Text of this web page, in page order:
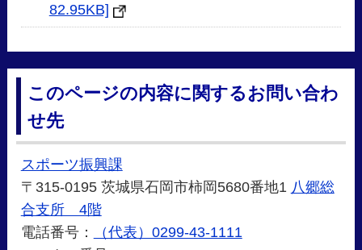
82.95KB]
このページの内容に関するお問い合わ
せ先
スポーツ振興課
〒315-0195 茨城県石岡市柿岡5680番地1 八郷総
合支所 4階
電話番号：
（代表）0299-43-1111